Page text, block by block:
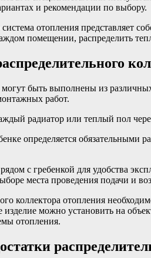
и рекомендации по выбору.
отопления представляет
помещении, распределить
быть выполнены из
работ.
радиатор или теплый пол
определяется
с гребенкой для удобства
места проведения подачи и
коллектора отопления
изделие можно установить на
отопления.